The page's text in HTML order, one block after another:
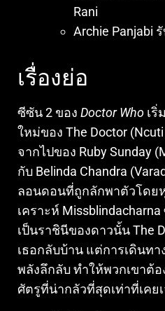
Rani
Archie Panjabi
เรื่องย่อ
ซีซัน 2 ของ Doctor Who เ
ใหม่ของ The Doctor
จากไปของ Ruby Sunday
กับ Belinda Chandra
ลอนดอนที่ถูกลักพาตัวโดย
เคราะห์
เป็นราชินีของดาวนั้นThe
เธอกลับบ้าน แต่การเดินท
พลังลึกลับ ทำให้พวกเขาต้
ศัตรูที่น่ากลัวที่สุดเท่าที่เคย